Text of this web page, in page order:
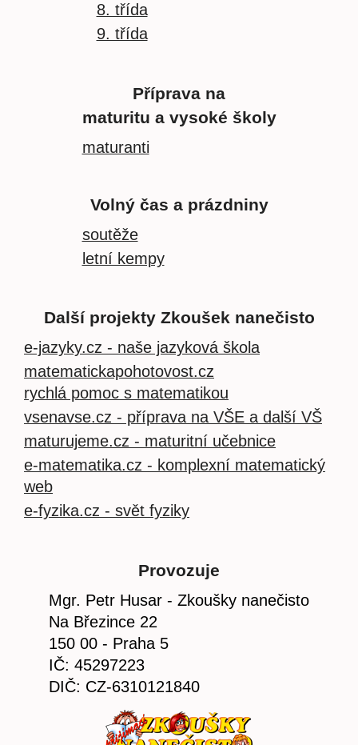
8. třída
9. třída
Příprava na
maturitu a vysoké školy
maturanti
Volný čas a prázdniny
soutěže
letní kempy
Další projekty Zkoušek nanečisto
e-jazyky.cz - naše jazyková škola
matematickapohotovost.cz
rychlá pomoc s matematikou
vsenavse.cz - příprava na VŠE a další VŠ
maturujeme.cz - maturitní učebnice
e-matematika.cz - komplexní matematický
web
e-fyzika.cz - svět fyziky
Provozuje
Mgr. Petr Husar - Zkoušky nanečisto
Na Březince 22
150 00 - Praha 5
IČ: 45297223
DIČ: CZ-6310121840